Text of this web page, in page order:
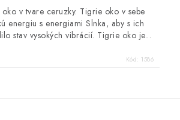
v tvare ceruzky. Tigrie oko v sebe
energiu s energiami Slnka, aby s ich
stav vysokých vibrácií. Tigrie oko je...
Kód: 1586